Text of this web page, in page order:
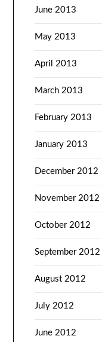
June 2013
May 2013
April 2013
March 2013
February 2013
January 2013
December 2012
November 2012
October 2012
September 2012
August 2012
July 2012
June 2012